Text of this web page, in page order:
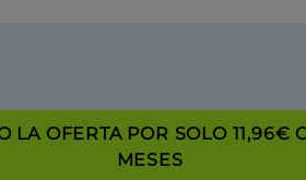
LA OFERTA POR SOLO 11,96€
MESES